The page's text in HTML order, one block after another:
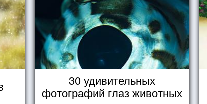
30 удивительных
фотографий глаз животных